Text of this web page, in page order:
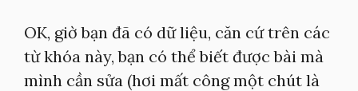
OK, giờ bạn đã có dữ liệu, căn cứ trên các
từ khóa này, bạn có thể biết được bài mà
mình cần sửa (hơi mất công một chút là